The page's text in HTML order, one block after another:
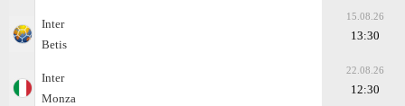
Inter
Betis
15.08.26
13:30
Inter
Monza
22.08.26
12:30